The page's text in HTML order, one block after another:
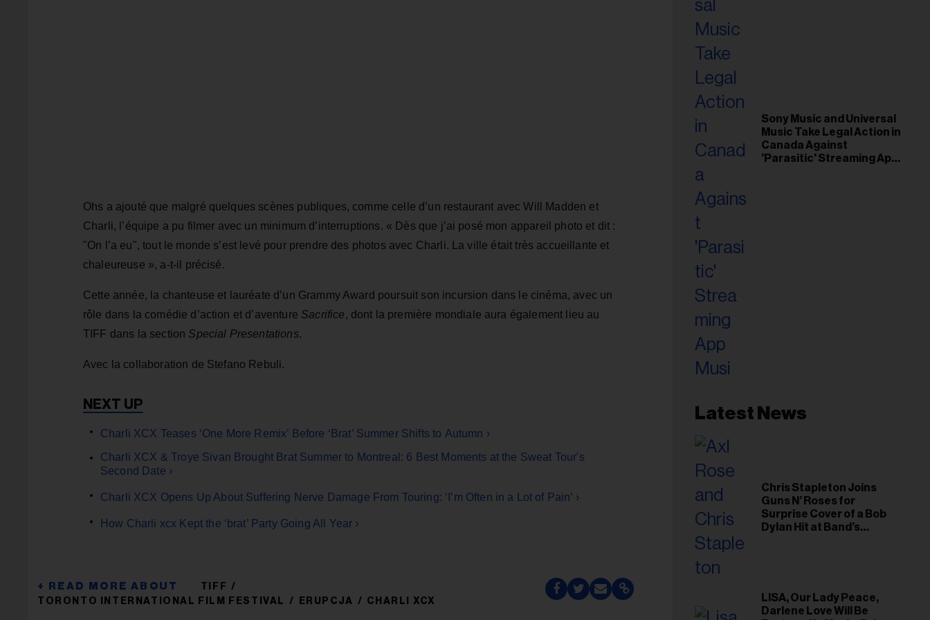
Ohs a ajouté que malgré quelques scènes publiques, comme celle d’un restaurant avec Will Madden et
Charli, l’équipe a pu filmer avec un minimum d’interruptions. « Dès que j’ai posé mon appareil photo et dit :
"On l’a eu", tout le monde s’est levé pour prendre des photos avec Charli. La ville était très accueillante et
chaleureuse », a-t-il précisé.
Cette année, la chanteuse et lauréate d’un Grammy Award poursuit son incursion dans le cinéma, avec un
rôle dans la comédie d’action et d’aventure Sacrifice, dont la première mondiale aura également lieu au
TIFF dans la section Special Presentations.
Avec la collaboration de Stefano Rebuli.
Charli XCX Teases ‘One More Remix’ Before ‘Brat’ Summer Shifts to Autumn ›
Charli XCX & Troye Sivan Brought Brat Summer to Montreal: 6 Best Moments at the Sweat Tour's
Second Date ›
Charli XCX Opens Up About Suffering Nerve Damage From Touring: ‘I’m Often in a Lot of Pain’ ›
How Charli xcx Kept the ‘brat’ Party Going All Year ›
TIFF
TORONTO INTERNATIONAL FILM FESTIVAL
ERUPCJA CHARLI XCX
Sony Music and Universal
Music Take Legal Action in
Canada Against
'Parasitic' Streaming App
Latest News
Chris Stapleton Joins
Guns N’ Roses for
Surprise Cover of a Bob
Dylan Hit at Band’s
LISA, Our Lady Peace,
Darlene Love Will Be